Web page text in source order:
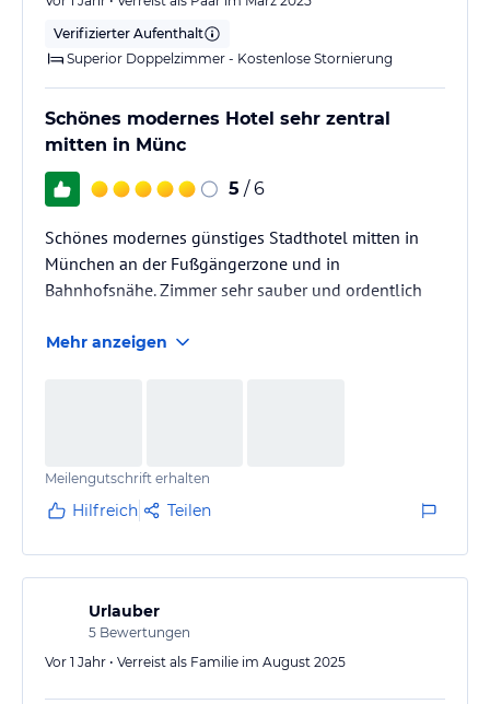
Verifizierter Aufenthalt
Superior Doppelzimmer - Kostenlose Stornierung
Schönes modernes Hotel sehr zentral
mitten in Münc
5 / 6
Schönes modernes günstiges Stadthotel mitten in
München an der Fußgängerzone und in
Bahnhofsnähe. Zimmer sehr sauber und ordentlich
Mehr anzeigen
Meilengutschrift erhalten
Hilfreich Teilen
Urlauber
5 Bewertungen
Vor 1 Jahr • Verreist als Familie im August 2025